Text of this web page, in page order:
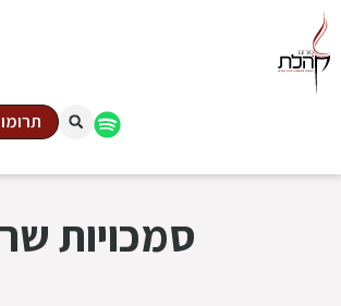
סמכויות שר